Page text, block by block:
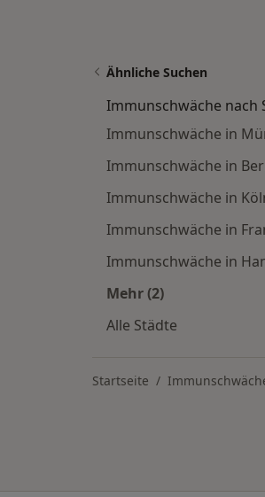
Ähnliche Suchen
Immunschwäche nach
Immunschwäche in
Immunschwäche in
Immunschwäche in
Immunschwäche in
Immunschwäche in
Mehr (2)
Alle Städte
Startseite